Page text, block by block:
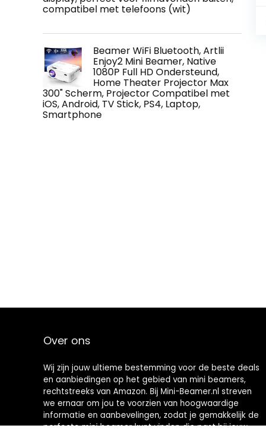
compatibel met telefoons (wit)
Beamer WiFi Bluetooth, Artlii
Enjoy2 Mini Beamer, Native
1080P Full HD Ondersteund,
Home Theater Projector Max
300" Scherm, Projector Compatibel met
iOS, Android, TV Stick, PS4, Laptop,
Smartphone
Over ons
Wij zijn jouw ultieme bestemming voor de beste deals
en aanbiedingen op het gebied van mini beamers,
rechtstreeks van Amazon. Bij Mini-Beamer.nl streven
we ernaar om jou te voorzien van hoogwaardige
informatie en aanbevelingen, zodat je gemakkelijk de
perfecte mini beamer kunt vinden die past bij jouw